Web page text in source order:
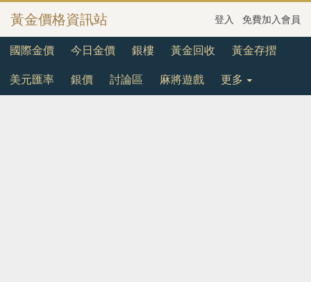
黃金價格資訊站 登入 免費加入會員
國際金價 今日金價 銀樓 黃金回收 黃金存摺
美元匯率 銀價 討論區 麻將遊戲 更多